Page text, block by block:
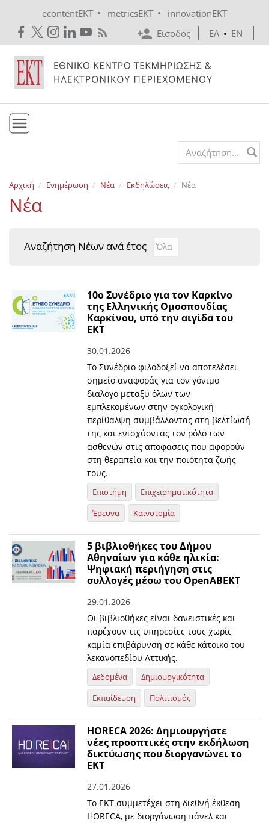
econtentEKT • metricsEKT •
innovationEKT
Είσοδος
ΕΛ • EN
Εκδόσεις
Ενημέρωση
Search form
Αρχική Ενημέρωση Νέα Εκδηλώσεις Νέα
Νέα
Αναζήτηση Νέων ανά έτος Αναζήτηση Νέων ανά
Year
10ο Συνέδριο για τον Καρκίνο
της Ελληνικής Ομοσπονδίας
Καρκίνου, υπό την αιγίδα του
ΕΚΤ
30.01.2026
Το Συνέδριο φιλοδοξεί να αποτελέσει
σημείο αναφοράς για τον γόνιμο
διαλόγο μεταξύ όλων των
εμπλεκομένων στην ογκολογική
περίθαλψη συμβάλλοντας στη βελτίωσή
της και ενισχύοντας τον ρόλο των
ασθενών στις αποφάσεις που αφορούν
στη θεραπεία και την ποιότητα ζωής
τους.
Επιστήμη
Επιχειρηματικότητα
Έρευνα
Καινοτομία
5 βιβλιοθήκες του Δήμου
Αθηναίων για κάθε ηλικία:
Ψηφιακή περιήγηση στις
συλλογές μέσω του OpenABEKT
29.01.2026
Οι βιβλιοθήκες είναι δανειστικές και
παρέχουν τις υπηρεσίες τους χωρίς
καμία επιβάρυνση σε κάθε κάτοικο του
λεκανοπεδίου Αττικής.
Δεδομένα
Δημιουργικότητα
Εκπαίδευση
Πολιτισμός
HORECA 2026: Δημιουργήστε
νέες προοπτικές στην εκδήλωση
δικτύωσης που διοργανώνει το
ΕΚΤ
27.01.2026
Το ΕΚΤ συμμετέχει στη διεθνή έκθεση
HORECA, με διοργάνωση πάνελ και